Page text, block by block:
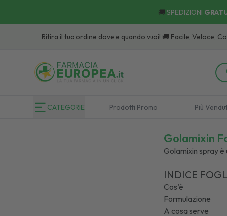
🚚 SPEDIZIONI
Ritira il tuo ordine dove e quando vuoi! 🚚 Facile, Veloce, Comodo:
CATEGORIE Prodotti Promo Più
Golamixin
Golamixin spray
INDICE
Cos’è
Formulazione
A cosa serve